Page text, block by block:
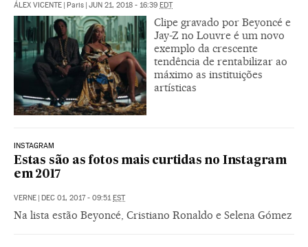
ÁLEX VICENTE | Paris | JUN 21, 2018 - 16:39 EDT
Clipe gravado por Beyoncé e
Jay-Z no Louvre é um novo
exemplo da crescente
tendência de rentabilizar ao
máximo as instituições
artísticas
INSTAGRAM
Estas são as fotos mais curtidas no Instagram
em 2017
VERNE | DEC 01, 2017 - 09:51EST
Na lista estão Beyoncé, Cristiano Ronaldo e Selena Gómez